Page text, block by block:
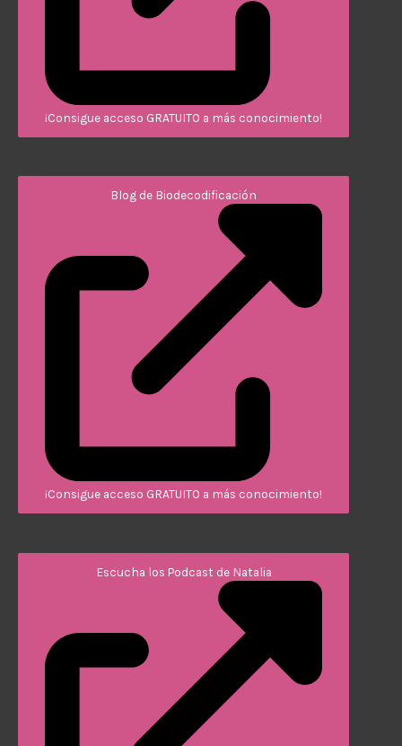
¡Consigue acceso GRATUITO a más conocimiento!
Blog de Biodecodificación
¡Consigue acceso GRATUITO a más conocimiento!
Escucha los Podcast de Natalia